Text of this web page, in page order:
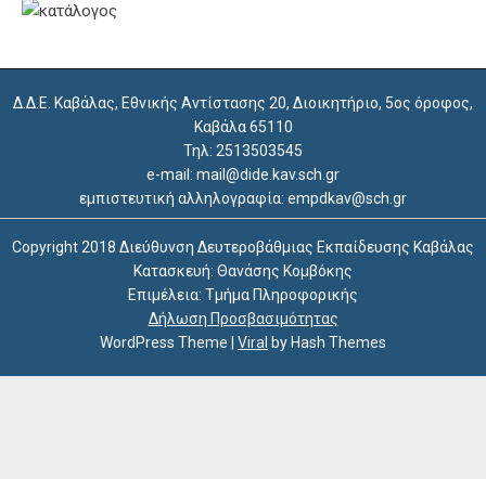
Δ.Δ.Ε. Καβάλας, Εθνικής Αντίστασης 20, Διοικητήριο, 5ος όροφος,
Καβάλα 65110
Τηλ: 2513503545
e-mail: mail@dide.kav.sch.gr
εμπιστευτική αλληλογραφία: empdkav@sch.gr
Copyright 2018 Διεύθυνση Δευτεροβάθμιας Εκπαίδευσης Καβάλας
Κατασκευή: Θανάσης Κομβόκης
Επιμέλεια: Τμήμα Πληροφορικής
Δήλωση Προσβασιμότητας
WordPress Theme
Viral by Hash Themes